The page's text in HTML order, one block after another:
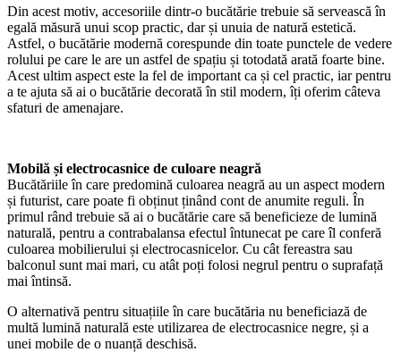
Din acest motiv, accesoriile dintr-o bucătărie trebuie să servească în
egală măsură unui scop practic, dar și unuia de natură estetică.
Astfel, o bucătărie modernă corespunde din toate punctele de vedere
rolului pe care le are un astfel de spațiu și totodată arată foarte bine.
Acest ultim aspect este la fel de important ca și cel practic, iar pentru
a te ajuta să ai o bucătărie decorată în stil modern, îți oferim câteva
sfaturi de amenajare.
Mobilă și electrocasnice de culoare neagră
Bucătăriile în care predomină culoarea neagră au un aspect modern
și futurist, care poate fi obținut ținând cont de anumite reguli. În
primul rând trebuie să ai o bucătărie care să beneficieze de lumină
naturală, pentru a contrabalansa efectul întunecat pe care îl conferă
culoarea mobilierului și electrocasnicelor. Cu cât fereastra sau
balconul sunt mai mari, cu atât poți folosi negrul pentru o suprafață
mai întinsă.
O alternativă pentru situațiile în care bucătăria nu beneficiază de
multă lumină naturală este utilizarea de electrocasnice negre, și a
unei mobile de o nuanță deschisă.